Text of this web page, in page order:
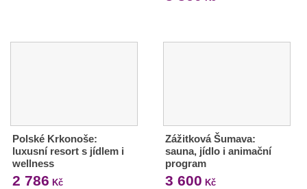
Polské Krkonoše:
luxusní resort s jídlem i
wellness
2 786 Kč
Zážitková Šumava:
sauna, jídlo i animační
program
3 600 Kč